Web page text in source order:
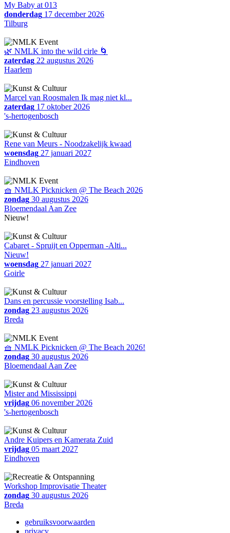
My Baby at 013
donderdag 17 december 2026
Tilburg
🌿 NMLK into the wild cirle 🌀
zaterdag 22 augustus 2026
Haarlem
Marcel van Roosmalen Ik mag niet kl...
zaterdag 17 oktober 2026
's-hertogenbosch
Rene van Meurs - Noodzakelijk kwaad
woensdag 27 januari 2027
Eindhoven
🧺 NMLK Picknicken @ The Beach 2026
zondag 30 augustus 2026
Bloemendaal Aan Zee
Nieuw!
Cabaret - Spruijt en Opperman -Alti...
Nieuw!
woensdag 27 januari 2027
Goirle
Dans en percussie voorstelling Isab...
zondag 23 augustus 2026
Breda
🧺 NMLK Picknicken @ The Beach 2026!
zondag 30 augustus 2026
Bloemendaal Aan Zee
Mister and Mississippi
vrijdag 06 november 2026
's-hertogenbosch
Andre Kuipers en Kamerata Zuid
vrijdag 05 maart 2027
Eindhoven
Workshop Improvisatie Theater
zondag 30 augustus 2026
Breda
gebruiksvoorwaarden